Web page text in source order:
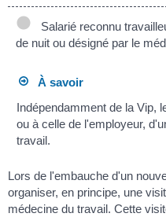
Salarié reconnu
de nuit ou désigné par le
À savoir
Indépendamment de la Vip,
ou à celle de l'employeur,
travail.
Lors de l'embauche d'un
organiser, en principe, une
médecine du travail. Cette